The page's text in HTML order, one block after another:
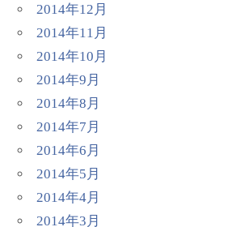
2014年12月
2014年11月
2014年10月
2014年9月
2014年8月
2014年7月
2014年6月
2014年5月
2014年4月
2014年3月